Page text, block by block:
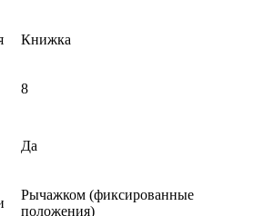
Книжка
8
Да
Рычажком (фиксированные
положения)